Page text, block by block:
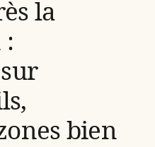
la
bien